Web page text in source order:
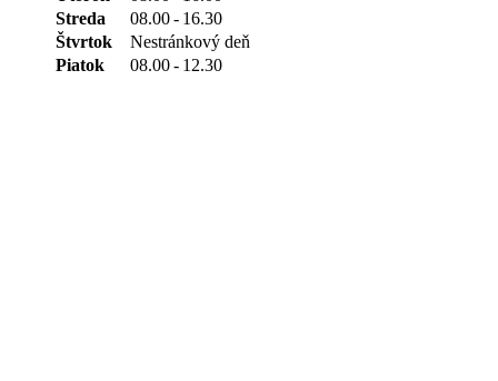
Streda
08.00- 16.30
Štvrtok
Nestránkový deň
Piatok
08.00- 12.30